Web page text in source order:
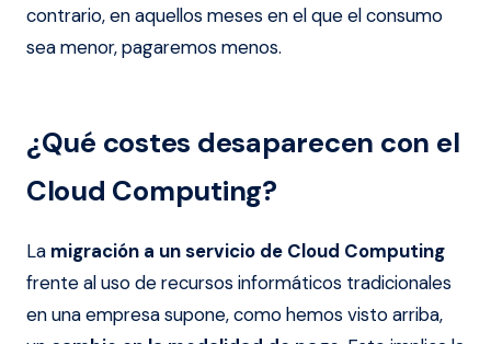
contrario, en aquellos meses en el que el consumo
sea menor, pagaremos menos.
¿Qué costes desaparecen con el
Cloud Computing?
La migración a un servicio de Cloud Computing
frente al uso de recursos informáticos tradicionales
en una empresa supone, como hemos visto arriba,